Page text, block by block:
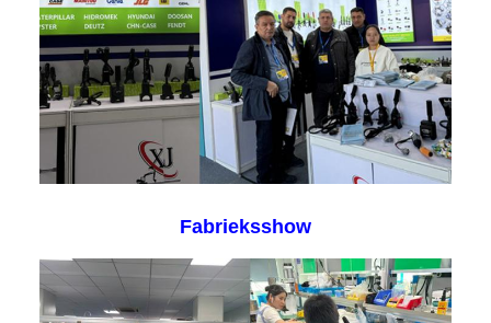
Fabrieksshow